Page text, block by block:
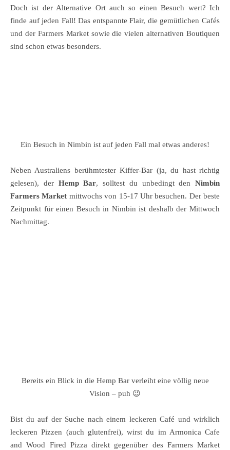
Doch ist der Alternative Ort auch so einen Besuch wert? Ich
finde auf jeden Fall! Das entspannte Flair, die gemütlichen Cafés
und der Farmers Market sowie die vielen alternativen Boutiquen
sind schon etwas besonders.
Ein Besuch in Nimbin ist auf jeden Fall mal etwas anderes!
Neben Australiens berühmtester Kiffer-Bar (ja, du hast richtig
gelesen), der Hemp Bar, solltest du unbedingt den Nimbin
Farmers Market mittwochs von 15-17 Uhr besuchen. Der beste
Zeitpunkt für einen Besuch in Nimbin ist deshalb der Mittwoch
Nachmittag.
Bereits ein Blick in die Hemp Bar verleiht eine völlig neue
Vision – puh 😉
Bist du auf der Suche nach einem leckeren Café und wirklich
leckeren Pizzen (auch glutenfrei), wirst du im Armonica Cafe
and Wood Fired Pizza direkt gegenüber des Farmers Market